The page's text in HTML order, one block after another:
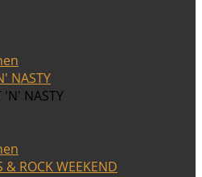
NASTY
& ROCK WEEKEND